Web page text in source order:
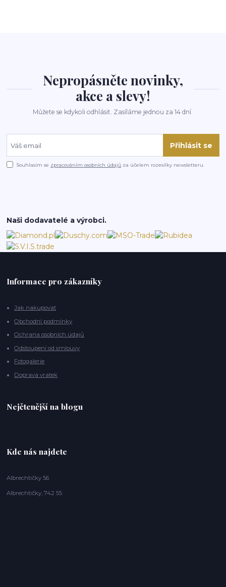
Nepropásněte novinky,
akce a slevy!
Můžete se kdykoli odhlásit. Zasíláme jednou za 14 dní.
Přihlásit se
Souhlasím se zpracováním osobních údajů za účelem rozesílky newsletteru.
Naši dodavatelé a výrobci.
Informace pro zákazníky
Jak nakupovat
Obchodní podmínky
Ochrana osobních údajů
Odstoupení od smlouvy
Fotogalerie
Doprava vratek
Nejčtenější na blogu
Kde nás najdete
Albrechtičky 56
Albrechtičky, 742 55